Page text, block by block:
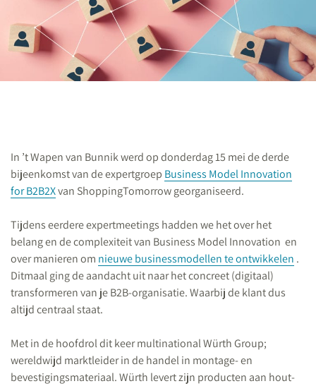
In ’t Wapen van Bunnik werd op donderdag 15 mei de derde
bijeenkomst van de expertgroep Business Model Innovation
for B2B2Xvan ShoppingTomorrow georganiseerd.
Tijdens eerdere expertmeetings hadden we het over het
belang en de complexiteit van Business Model Innovation en
over manieren om nieuwe businessmodellen te ontwikkelen .
Ditmaal ging de aandacht uit naar het concreet (digitaal)
transformeren van je B2B-organisatie. Waarbij de klant dus
altijd centraal staat.
Met in de hoofdrol dit keer multinational Würth Group;
wereldwijd marktleider in de handel in montage- en
bevestigingsmateriaal. Würth levert zijn producten aan hout-